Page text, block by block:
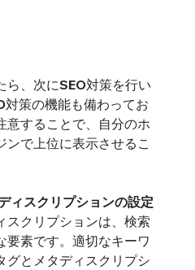
ら、次にSEO対策を行い
策の機能も備わってお
意することで、自分のホ
ンで上位に表示させるこ
ィスクリプションの設定
スクリプションは、検索
要素です。適切なキーワ
グとメタディスクリプシ